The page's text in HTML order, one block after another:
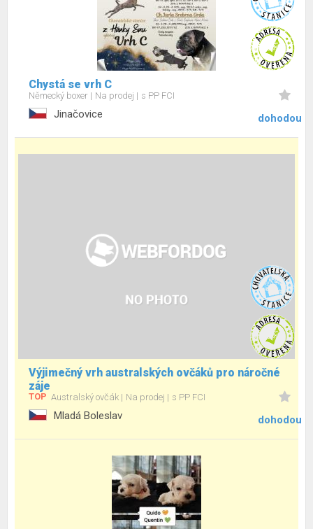
Chystá se vrh C
Německý boxer Na prodej s PP FCI
Jinačovice dohodou
Výjimečný vrh australských ovčáků pro náročné
záje
TOP Australský ovčák Na prodej s PP FCI
Mladá Boleslav dohodou